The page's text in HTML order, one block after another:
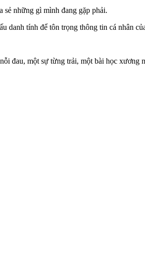
sẻ những gì mình đang gặp phải.
danh tính để tôn trọng thông tin cá nhân
một sự từng trải, một bài học xương